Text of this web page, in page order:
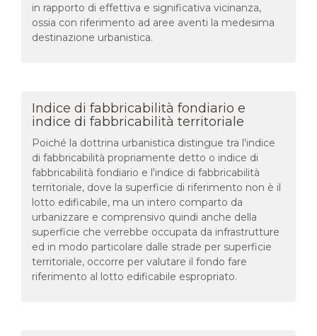
in rapporto di effettiva e significativa vicinanza,
ossia con riferimento ad aree aventi la medesima
destinazione urbanistica.
Indice di fabbricabilità fondiario e
indice di fabbricabilità territoriale
Poiché la dottrina urbanistica distingue tra l'indice
di fabbricabilità propriamente detto o indice di
fabbricabilità fondiario e l'indice di fabbricabilità
territoriale, dove la superficie di riferimento non è il
lotto edificabile, ma un intero comparto da
urbanizzare e comprensivo quindi anche della
superficie che verrebbe occupata da infrastrutture
ed in modo particolare dalle strade per superficie
territoriale, occorre per valutare il fondo fare
riferimento al lotto edificabile espropriato.